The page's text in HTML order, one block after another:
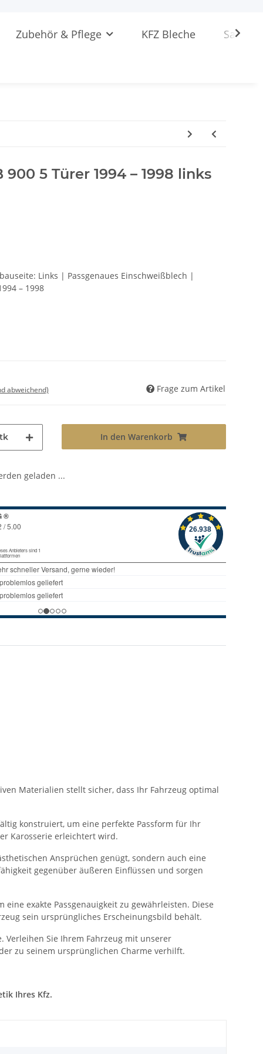
Zubehör & Pflege KFZ Bleche
5 Türer 1994 – 1998 links
Links | Passgenaues Einschweißblech |
– 1998
abweichend) Frage zum Artikel
In den Warenkorb
geladen ...
Materialien stellt sicher, dass Ihr Fahrzeug optimal
konstruiert, um eine perfekte Passform für Ihr
Karosserie erleichtert wird.
Ansprüchen genügt, sondern auch eine
gegenüber äußeren Einflüssen und sorgen
exakte Passgenauigkeit zu gewährleisten. Diese
sein ursprüngliches Erscheinungsbild behält.
Verleihen Sie Ihrem Fahrzeug mit unserer
zu seinem ursprünglichen Charme verhilft.
Ihres Kfz.